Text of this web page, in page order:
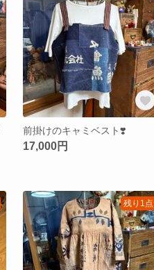
前掛けのキャミベスト❣️
17,000円
残り1点